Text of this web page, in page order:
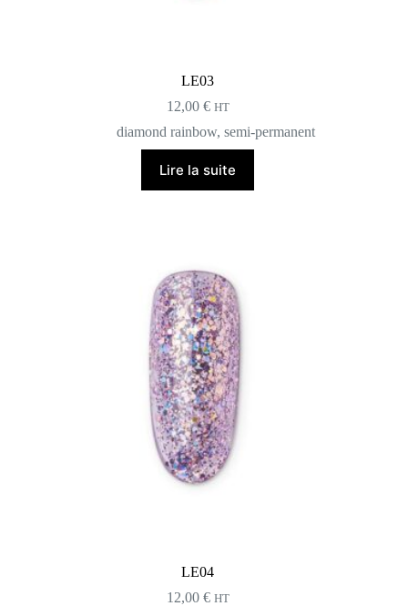
LE03
12,00 € HT
diamond rainbow,semi-permanent
Lire la suite
LE04
12,00 € HT